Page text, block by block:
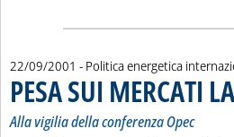
22/09/2001 - Politica energetica
PESA SUI MERCATI
Alla vigilia della conferenza Opec